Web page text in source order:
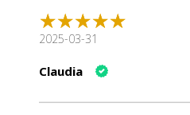
2025-03-31
Claudia